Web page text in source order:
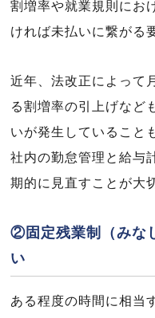
割増率や就業規則にお
ければ未払いに繋がる
近年、法改正によって
る割増率の引上げなど
いが発生していること
社内の勤怠管理と給与
期的に見直すことが大
②固定残業制（みな
い
ある程度の時間に相当